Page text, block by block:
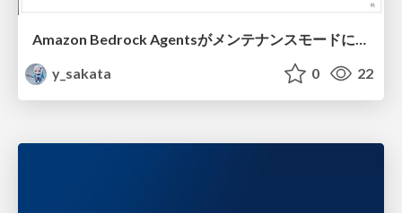
Amazon Bedrock Agentsがメンテナンスモードに入る前に持っておきたい視点
y_sakata
0 22